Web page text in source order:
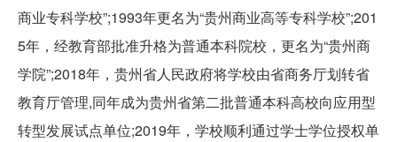
商业专科学校”;1993年更名为“贵州商业高等专科学校”;201
5年，经教育部批准升格为普通本科院校，更名为“贵州商
学院”;2018年，贵州省人民政府将学校由省商务厅划转省
教育厅管理,同年成为贵州省第二批普通本科高校向应用型
转型发展试点单位;2019年，学校顺利通过学士学位授权单